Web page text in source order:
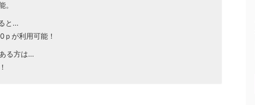
と…
が利用可能！
る方は…